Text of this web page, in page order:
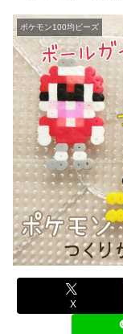
ポケモン100均ビーズ
X